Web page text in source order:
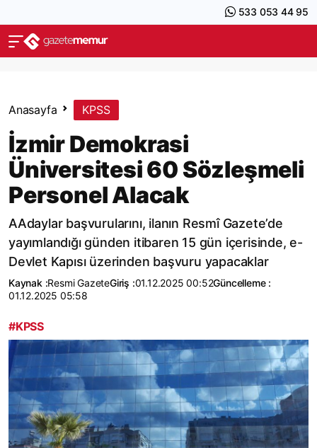
533 053 44 95
Anasayfa KPSS
İzmir Demokrasi
Üniversitesi 60 Sözleşmeli
Personel Alacak
AAdaylar başvurularını, ilanın Resmî Gazete’de
yayımlandığı günden itibaren 15 gün içerisinde, e-
Devlet Kapısı üzerinden başvuru yapacaklar
Kaynak :Resmi GazeteGiriş :01.12.2025 00:52Güncelleme :
01.12.2025 05:58
#KPSS